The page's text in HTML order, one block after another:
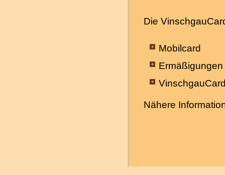
Die
Mobilcard
Ermäßigungen
Nähere